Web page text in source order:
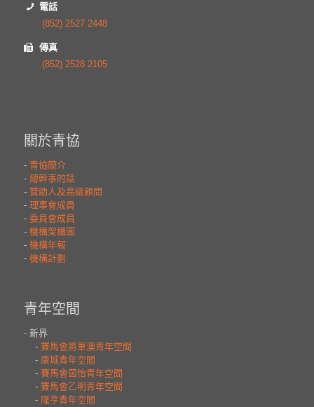
電話
(852) 2527 2448
傳真
(852) 2528 2105